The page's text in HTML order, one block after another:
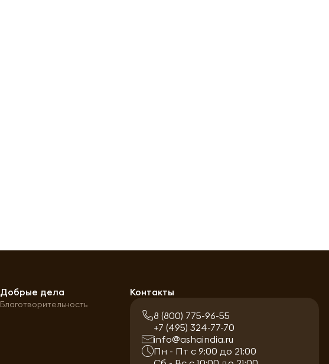
Добрые дела
Благотворительность
Контакты
8 (800) 775-96-55
+7 (495) 324-77-70
info@ashaindia.ru
Пн - Пт с 9:00 до 21:00